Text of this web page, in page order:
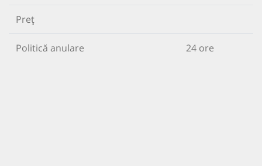
Preț
Politică anulare 24 ore